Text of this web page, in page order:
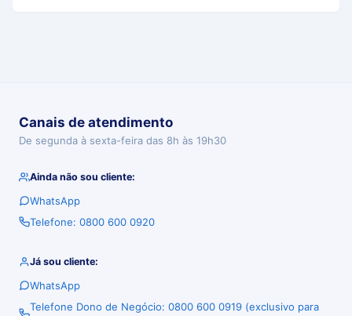
Canais de atendimento
De segunda à sexta-feira das 8h às 19h30
Ainda não sou cliente:
WhatsApp
Telefone: 0800 600 0920
Já sou cliente:
WhatsApp
Telefone Dono de Negócio: 0800 600 0919 (exclusivo para